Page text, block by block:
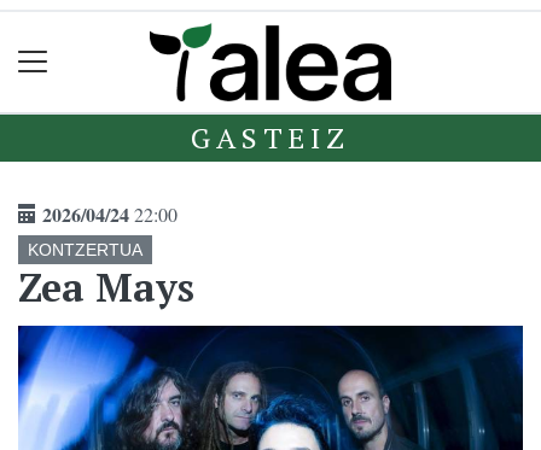
GASTEIZ
2026/04/2422:00
KONTZERTUA
Zea Mays